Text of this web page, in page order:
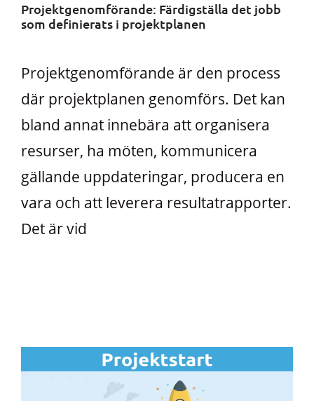
Projektgenomförande: Färdigställa det jobb
som definierats i projektplanen
Projektgenomförande är den process
där projektplanen genomförs. Det kan
bland annat innebära att organisera
resurser, ha möten, kommunicera
gällande uppdateringar, producera en
vara och att leverera resultatrapporter.
Det är vid